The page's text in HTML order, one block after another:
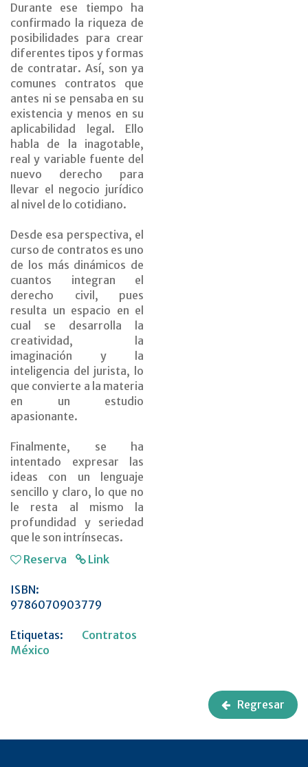
Durante ese tiempo ha
confirmado la riqueza de
posibilidades para crear
diferentes tipos y formas
de contratar. Así, son ya
comunes contratos que
antes ni se pensaba en su
existencia y menos en su
aplicabilidad legal. Ello
habla de la inagotable,
real y variable fuente del
nuevo derecho para
llevar el negocio jurídico
al nivel de lo cotidiano.
Desde esa perspectiva, el
curso de contratos es uno
de los más dinámicos de
cuantos integran el
derecho civil, pues
resulta un espacio en el
cual se desarrolla la
creatividad, la
imaginación y la
inteligencia del jurista, lo
que convierte a la materia
en un estudio
apasionante.
Finalmente, se ha
intentado expresar las
ideas con un lenguaje
sencillo y claro, lo que no
le resta al mismo la
profundidad y seriedad
que le son intrínsecas.
Reserva
Link
ISBN:
9786070903779
Etiquetas:
Contratos
México
Regresar